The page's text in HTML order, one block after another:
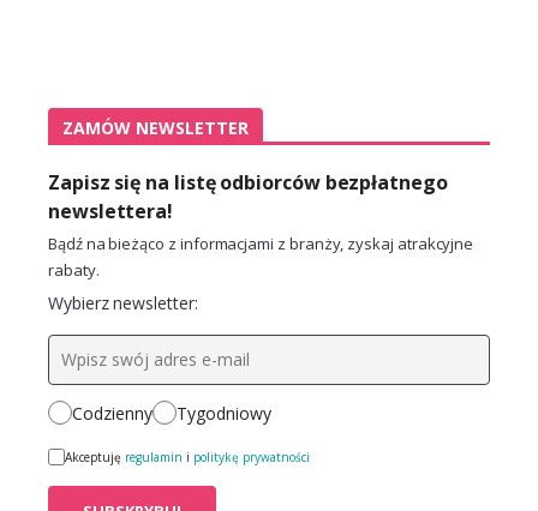
ZAMÓW NEWSLETTER
Zapisz się na listę odbiorców bezpłatnego
newslettera!
Bądź na bieżąco z informacjami z branży, zyskaj atrakcyjne
rabaty.
Wybierz newsletter:
Codzienny Tygodniowy
Akceptuję regulamin i politykę prywatności